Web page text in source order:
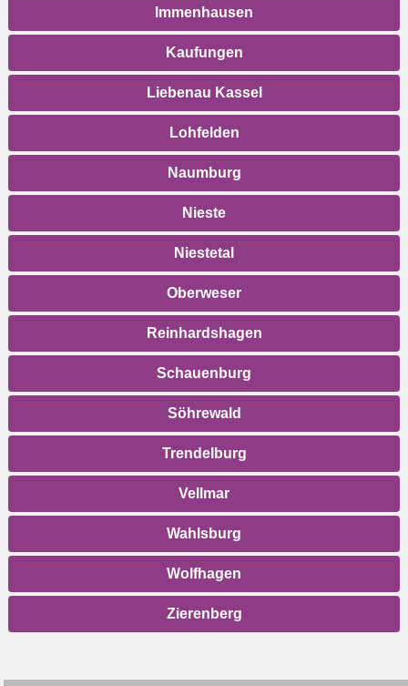
Immenhausen
Kaufungen
Liebenau Kassel
Lohfelden
Naumburg
Nieste
Niestetal
Oberweser
Reinhardshagen
Schauenburg
Söhrewald
Trendelburg
Vellmar
Wahlsburg
Wolfhagen
Zierenberg